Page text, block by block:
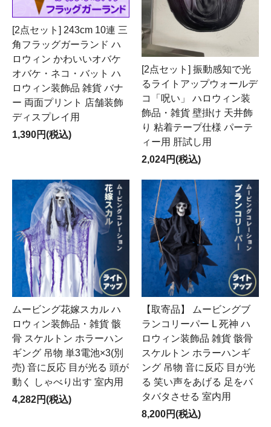
[2点セット] 243cm 10連 三
角フラッグガーランド ハ
ロウィン かわいいオバケ
オバケ・ネコ・バット ハ
ロウィン装飾品 雑貨 バナ
ー 両面プリント 店舗装飾
ディスプレイ用
1,390円(税込)
[2点セット] 振動感知で光
るライトアップウォールデ
コ「呪い」 ハロウィン装
飾品・雑貨 壁掛け 天井飾
り 粘着テープ仕様 パーテ
ィー用 肝試し用
2,024円(税込)
ムービング花嫁スカル ハ
ロウィン装飾品・雑貨 骸
骨 スケルトン ホラーハン
ギング 吊物 単3電池×3(別
売) 音に反応 目が光る 頭が
動く しゃべり出す 室内用
4,282円(税込)
【取寄品】 ムービングブ
ランコリーパー L 死神 ハ
ロウィン装飾品 雑貨 骸骨
スケルトン ホラーハンギ
ング 吊物 音に反応 目が光
る 笑い声をあげる 足をバ
タバタさせる 室内用
8,200円(税込)